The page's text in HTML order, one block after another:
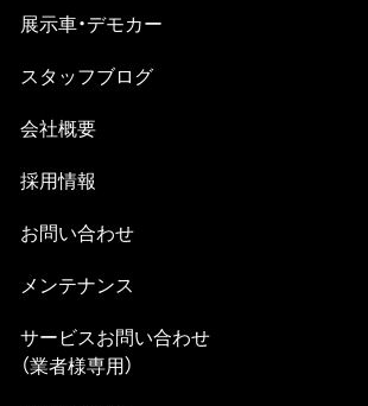
展示車・デモカー
スタッフブログ
会社概要
採⽤情報
お問い合わせ
メンテナンス
サービスお問い合わせ
（業者様専⽤）